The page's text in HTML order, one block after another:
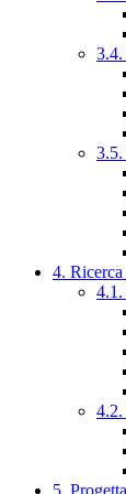
3.5.
4.
4.1.
4.2.
5.